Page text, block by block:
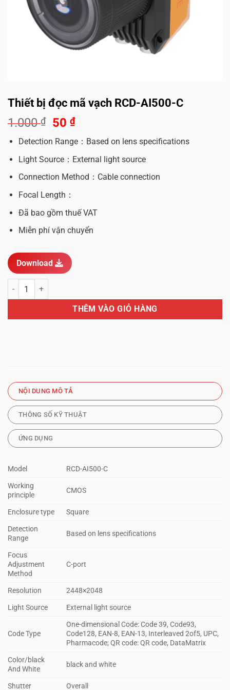
Thiết bị đọc mã vạch RCD-AI500-C
1.000₫
Giá
gốc
là:
1.000 ₫.
50₫Giá
hiện
tại
là:
50 ₫.
Detection Range：Based on lens specifications
Light Source：External light source
Connection Method：Cable connection
Focal Length：
Đã bao gồm thuế VAT
Miễn phí vận chuyển
Download
Thiết bị đọc mã vạch RCD-AI500-C số lượng
THÊM VÀO GIỎ HÀNG
NỘI DUNG MÔ TẢ
THÔNG SỐ KỸ THUẬT
ỨNG DỤNG
Model
RCD-AI500-C
Working
principle
CMOS
Enclosure type
Square
Detection
Range
Based on lens specifications
Focus
Adjustment
Method
C-port
Resolution
2448×2048
Light Source
External light source
Code Type
One-dimensional Code: Code 39, Code93,
Code128, EAN-8, EAN-13, Interleaved 2of5, UPC,
Pharmacode; QR code: QR code, DataMatrix
Color/black
And White
black and white
Shutter Overall